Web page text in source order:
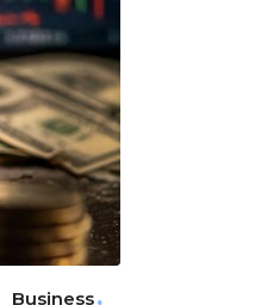
Business